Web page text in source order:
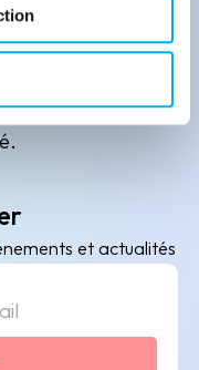
depuis
les
problématiques
des risques
et actualités